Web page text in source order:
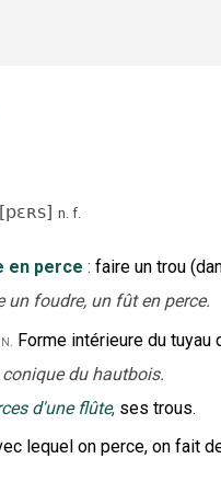
[pɛʀs] n. f.
en perce : faire un trou
un foudre, un fût en perce.
Forme intérieure du tuyau
conique du hautbois.
d'une flûte, ses trous.
lequel on perce, on fait